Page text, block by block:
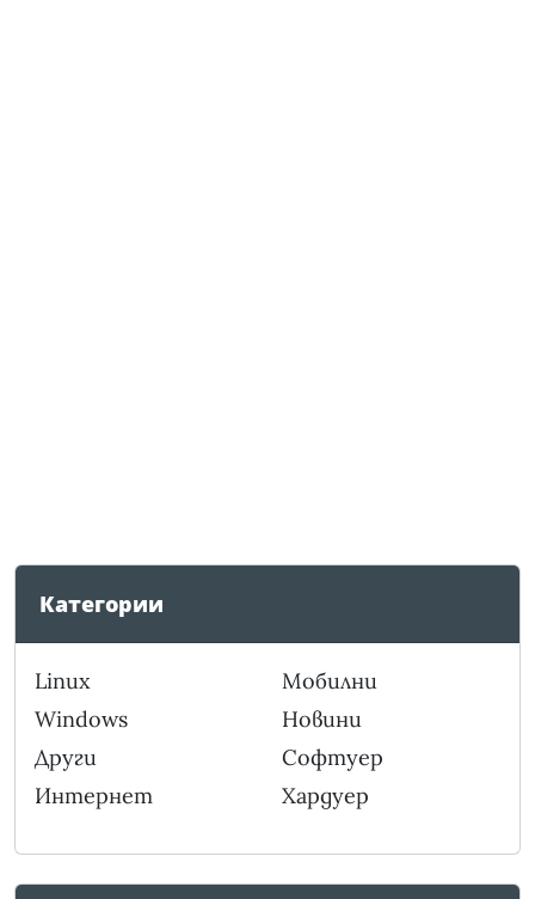
Категории
Linux
Windows
Други
Интернет
Мобилни
Новини
Софтуер
Хардуер